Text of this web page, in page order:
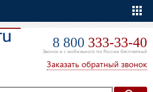
8 800 333-33-40
Звонок и с мобильного по России бесплатный
Заказать обратный звонок